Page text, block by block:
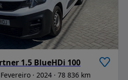
1.5 BlueHDi 100
Fevereiro 2024 78 836 km